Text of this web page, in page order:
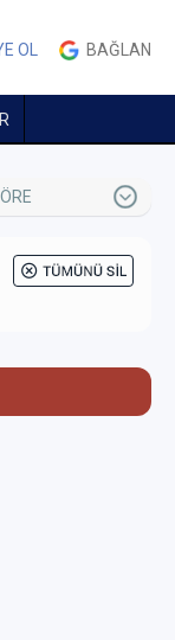
OL BAĞLAN